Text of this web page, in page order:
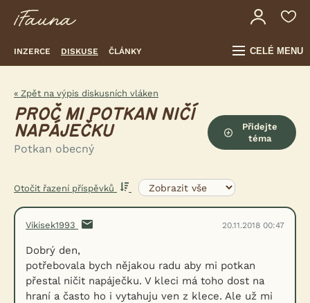
INZERCE DISKUSE ČLÁNKY CELÉ MENU
« Zpět na výpis diskusních vláken
PROČ MI POTKAN NIČÍ
NAPÁJEČKU
Potkan obecný
Přidejte
téma
Otočit řazení příspěvků
Vikisek1993 20.11.2018 00:47
Dobrý den,
potřebovala bych nějakou radu aby mi potkan
přestal ničit napáječku. V kleci má toho dost na
hraní a často ho i vytahuju ven z klece. Ale už mi